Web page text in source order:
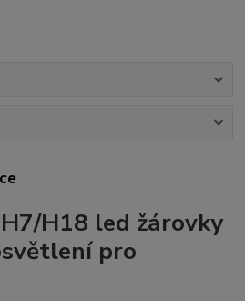
H18 led žárovky
pro